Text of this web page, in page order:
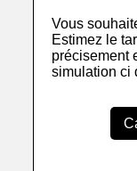
Vous
Estimez le
précisement
simulation ci